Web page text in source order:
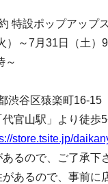
特設ポップアップ
）～7月31日（土）
～
渋谷区猿楽町16-15
代官山駅」より徒歩
store.tsite.jp/
るので、ご了承下
あるので、事前に